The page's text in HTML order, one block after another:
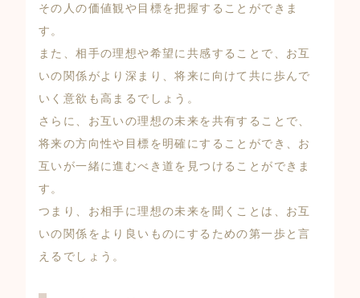
その人の価値観や目標を把握することができま
す。
また、相手の理想や希望に共感することで、お互
いの関係がより深まり、将来に向けて共に歩んで
いく意欲も高まるでしょう。
さらに、お互いの理想の未来を共有することで、
将来の方向性や目標を明確にすることができ、お
互いが一緒に進むべき道を見つけることができま
す。
つまり、お相手に理想の未来を聞くことは、お互
いの関係をより良いものにするための第一歩と言
えるでしょう。